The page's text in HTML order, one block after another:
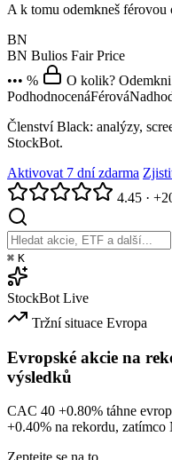
A k tomu odemkneš férovou
BN
BN Bulios Fair Price
••• %
O kolik? Odemkni
PodhodnocenáFérová
Členství Black: analýzy,
StockBot.
Aktivovat 7 dní zdarma
4.45 ·
⌘ K
StockBot Live
Tržní situace Evropa
Evropské akcie na
výsledků
CAC 40 +0.80% táhne
+0.40% na rekordu, zatímco